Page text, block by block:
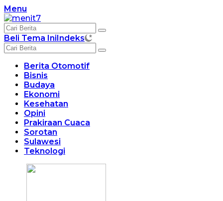
Langsung
ke
konten
Menu
Beli Tema IniIndeks
Berita Otomotif
Bisnis
Budaya
Ekonomi
Kesehatan
Opini
Prakiraan Cuaca
Sorotan
Sulawesi
Teknologi